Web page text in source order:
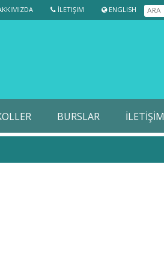
İLETIŞIM ENGLISH
BURSLAR İLETİŞİM